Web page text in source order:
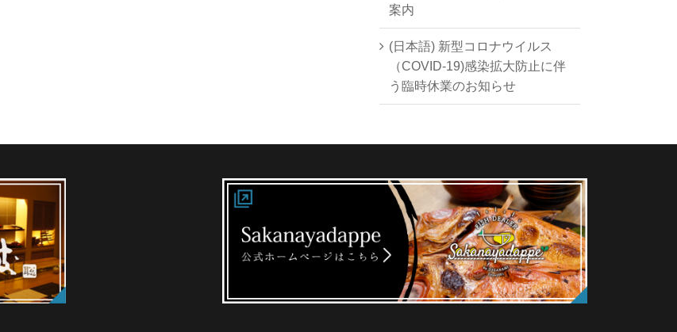
案内
(日本語) 新型コロナウイルス
（COVID-19)感染拡大防止に伴
う臨時休業のお知らせ